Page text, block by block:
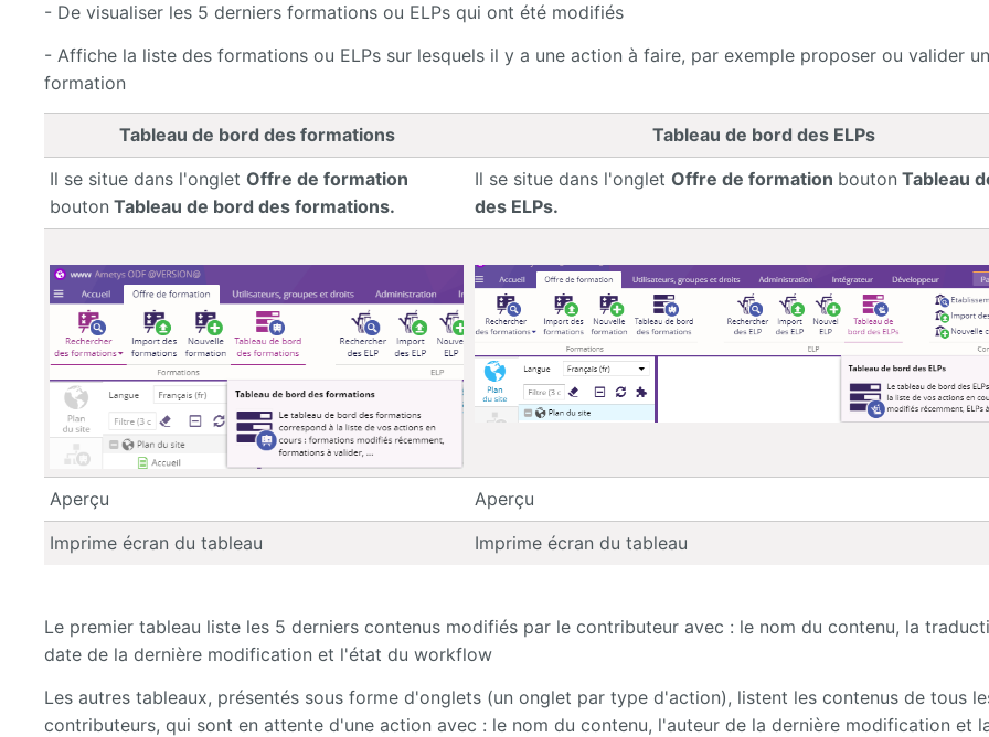
- De visualiser les 5 derniers formations ou ELPs qui ont été modifiés
- Affiche la liste des formations ou ELPs sur lesquels il y a une action à faire, par exemple proposer ou valider
formation
Tableau de bord des formations
Tableau de bord des ELPs
Il se situe dans l'onglet Offre de formation
bouton Tableau de bord des formations.
Il se situe dans l'onglet Offre de formation bouton Tableau
des ELPs.
Aperçu
Aperçu
Imprime écran du tableau
Imprime écran du tableau
Le premier tableau liste les 5 derniers contenus modifiés par le contributeur avec : le nom du contenu, la
date de la dernière modification et l'état du workflow
Les autres tableaux, présentés sous forme d'onglets (un onglet par type d'action), listent les contenus de tous
contributeurs, qui sont en attente d'une action avec : le nom du contenu, l'auteur de la dernière modification et